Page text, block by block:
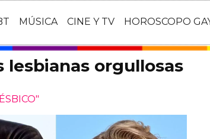
MÚSICA CINE Y TV HOROSCOPO
lesbianas orgullosas